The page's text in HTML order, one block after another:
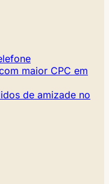
maior CPC em
de amizade no